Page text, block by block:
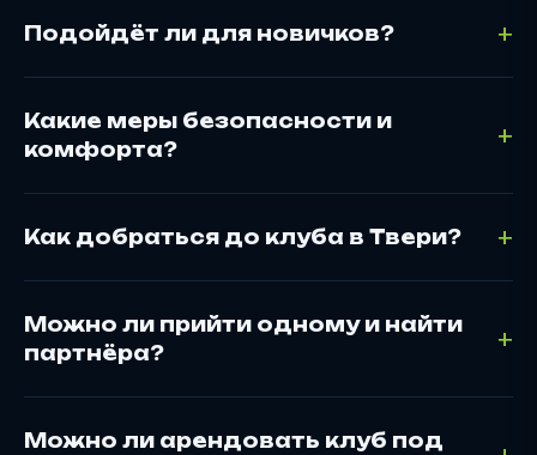
Подойдёт ли для новичков?
Какие меры безопасности и
комфорта?
Как добраться до клуба в Твери?
Можно ли прийти одному и найти
партнёра?
Можно ли арендовать клуб под